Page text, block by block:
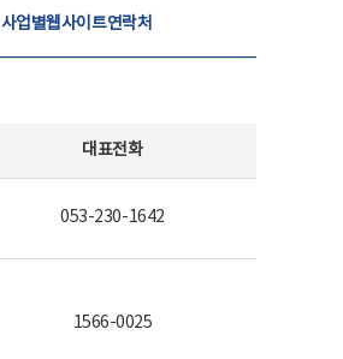
사업별웹사이트연락처
대표전화
053-230-1642
1566-0025